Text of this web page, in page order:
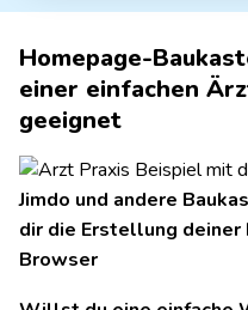
Homepage-
einer einfachen
geeignet
Jimdo und andere
dir die Erstellung
Browser